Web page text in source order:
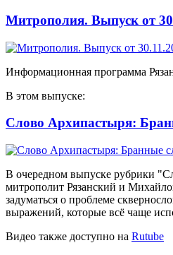
Митрополия. Выпуск от
Информационная программа
В этом выпуске:
Слово Архипастыря:
В очередном выпуске рубрики
митрополит Рязанский и
задуматься о проблеме
выражений, которые всё чаще
Видео также доступно на Rutube